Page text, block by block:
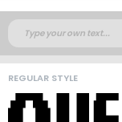
REGULAR STYLE